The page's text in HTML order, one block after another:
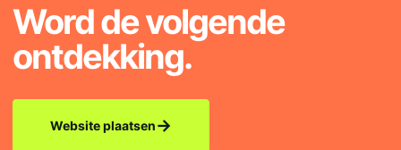
Word de volgende
ontdekking.
Website plaatsen→